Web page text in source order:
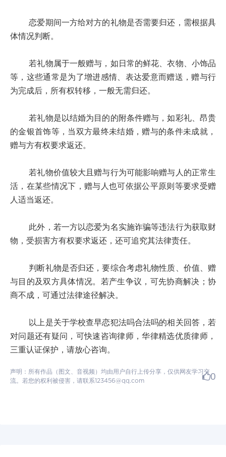
恋爱期间一方给对方的礼物是否需要归还，需根据具
体情况判断。
若礼物属于一般赠与，如日常的鲜花、衣物、小饰品
等，这些通常是为了增进感情、表达爱意而赠送，赠与行
为完成后，所有权转移，一般无需归还。
若礼物是以结婚为目的的附条件赠与，如彩礼、昂贵
的金银首饰等，当双方最终未结婚，赠与的条件未成就，
赠与方有权要求返还。
若礼物价值较大且赠与行为可能影响赠与人的正常生
活，在某些情况下，赠与人也可依据公平原则等要求受赠
人适当返还。
此外，若一方以恋爱为名实施诈骗等违法行为获取财
物，受损害方有权要求返还，还可追究其法律责任。
判断礼物是否归还，要综合考虑礼物性质、价值、赠
与目的及双方具体情况。若产生争议，可先协商解决；协
商不成，可通过法律途径解决。
以上是关于学校查早恋犯法吗合法吗的相关回答，若
对问题还有疑问，可快速咨询律师，华律精选优质律师，
三重认证保护，请放心咨询。
声明：所有作品（图文、音视频）均由用户自行上传分享，仅供网友学习交
流。若您的权利被侵害，请联系123456@qq.com
0